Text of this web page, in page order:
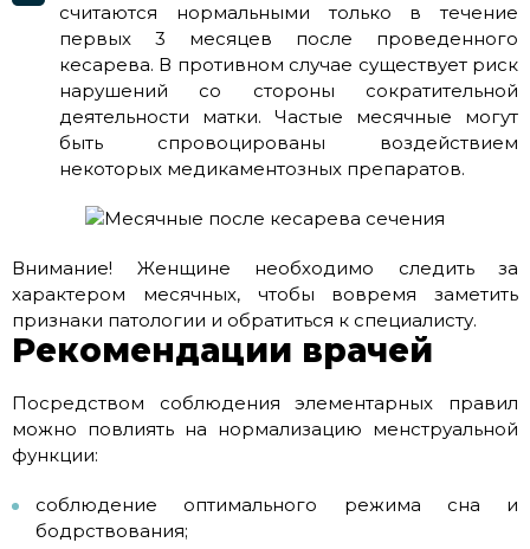
считаются нормальными только в течение
первых 3 месяцев после проведенного
кесарева. В противном случае существует риск
нарушений со стороны сократительной
деятельности матки. Частые месячные могут
быть спровоцированы воздействием
некоторых медикаментозных препаратов.
Внимание! Женщине необходимо следить за
характером месячных, чтобы вовремя заметить
признаки патологии и обратиться к специалисту.
Рекомендации врачей
Посредством соблюдения элементарных правил
можно повлиять на нормализацию менструальной
функции:
соблюдение оптимального режима сна и
бодрствования;